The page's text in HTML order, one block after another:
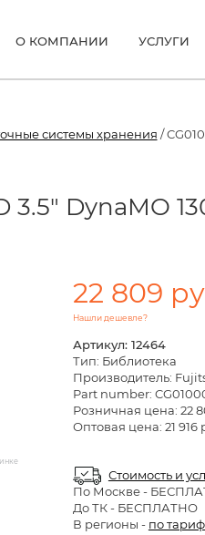
О КОМПАНИИ УСЛУГИ
системы хранения /
3.5" DynaMO
22 809
Нашли дешевле?
Артикул: 12464
Тип: Библиотека
Производитель:
Part number:
Розничная цена: 22
Оптовая цена: 21 916
Стоимость и
По Москве-
До ТК - БЕСПЛАТНО
В регионы - по